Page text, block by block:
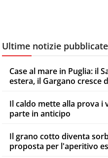
Ultime notizie pubblicate
Case al mare in Puglia: il
estera, il Gargano cresce
Il caldo mette alla prova i
parte in anticipo
Il grano cotto diventa
proposta per l'aperitivo